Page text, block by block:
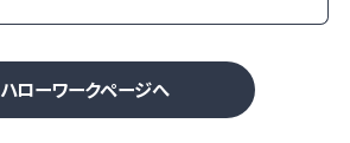
ハローワークページへ